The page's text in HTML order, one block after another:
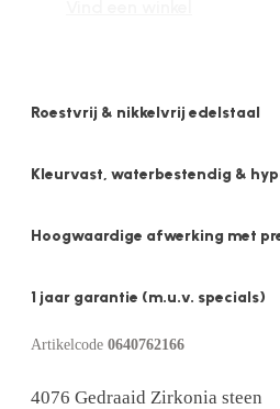
Roestvrij & nikkelvrij edelstaal
Kleurvast, waterbestendig &
Hoogwaardige afwerking met
1 jaar garantie (m.u.v. specials)
Artikelcode 0640762166
4076 Gedraaid Zirkonia steen